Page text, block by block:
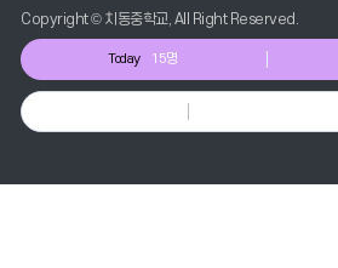
Copyright © 치동중학교, All Right Reserved.
Today 15명